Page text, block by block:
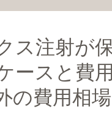
ス注射が
ースと費
の費用相